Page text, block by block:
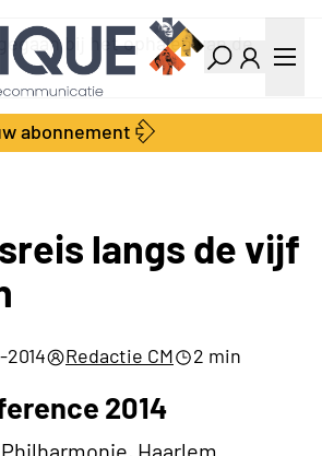
abonnement
langs de vijf
2014 Redactie CM 2 min
2014
Haarlem